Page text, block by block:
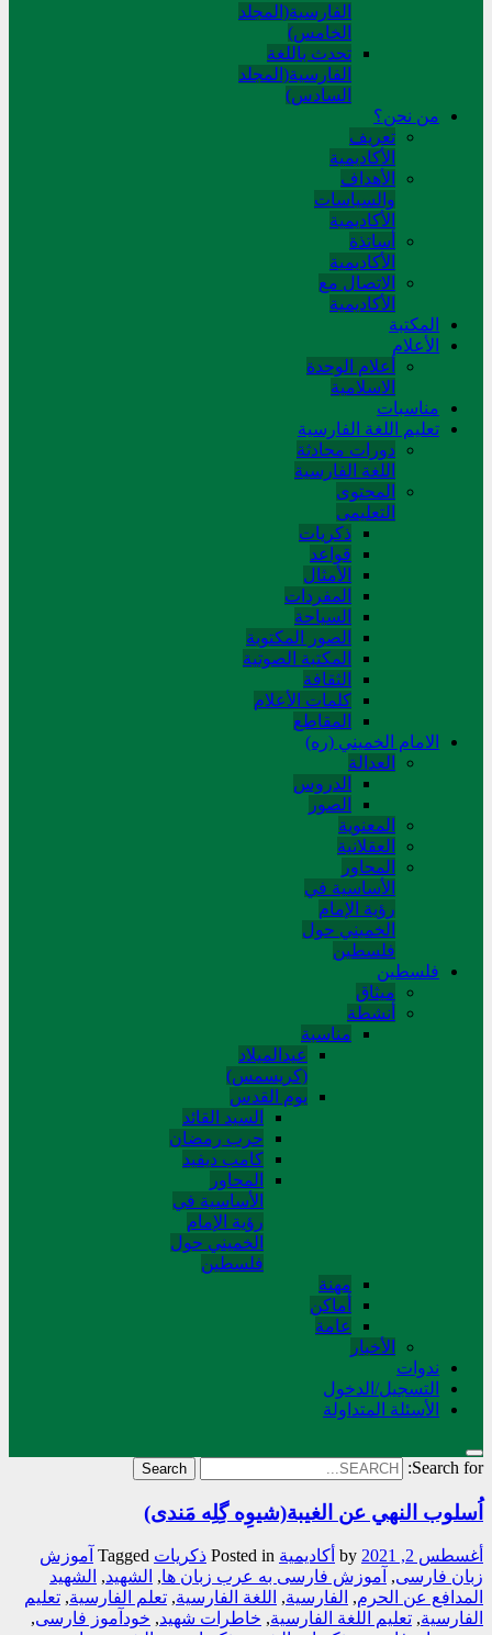
الفارسية(المجلد
الخامس)
تحدث باللغة
الفارسية(المجلد
السادس)
من نحن؟
تعريف
الأكاديمية
الأهداف
والسياسات
الأكاديمية
أساتذة
الأكاديمية
الاتصال مع
الأكاديمية
المکتبة
الأعلام
أعلام الوحدة
الاسلامية
مناسبات
تعلیم اللغة الفارسیة
دورات محادثة
اللغة الفارسیة
المحتوی
التعلیمی
ذکریات
قواعد
الأمثال
المفردات
السیاحة
الصور المکتوبة
المکتبة الصوتیة
الثقافة
کلمات الأعلام
المقاطع
الامام الخميني (ره)
العدالة
الدروس
الصور
المعنوية
العقلانية
المحاور
الأساسیة في
رؤیة الإمام
الخمیني حول
فلسطین
فلسطین
میثاق
أنشطة
مناسبة
عیدالمیلاد
(کریسمس)
یوم القدس
السید القائد
حرب رمضان
کامب دیفید
المحاور
الأساسية في
رؤية الإمام
الخميني حول
فلسطین
مهنة
أماکن
عامة
الأخبار
ندوات
التسجیل/الدخول
الأسئلة المتداولة
Search for:
اُسلوب النهي عن الغيبة(شیوِه گِلِه مَندی)
أغسطس 2, 2021 أکادیمیة Posted in ذکریات Tagged آموزش
زبان فارسی, آموزش فارسی به عرب زبان ها, الشهيد, الشهيد
المدافع عن الحرم, الفارسیة, اللغة الفارسیة, تعلم الفارسیة, تعلیم
الفارسیة, تعلیم اللغة الفارسیة, خاطرات شهید, خودآموز فارسی,